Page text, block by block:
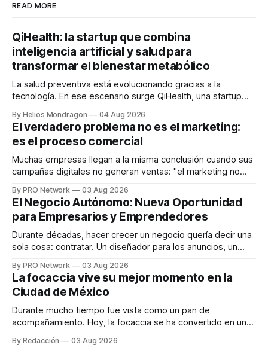
READ MORE
QiHealth: la startup que combina
inteligencia artificial y salud para
transformar el bienestar metabólico
La salud preventiva está evolucionando gracias a la
tecnología. En ese escenario surge QiHealth, una startup
dispositivos inteligentes, inteligencia artificial y monitoreo
en tiempo real para ayudar a las personas a tomar mejores
decisiones sobre su salud metabólica. Su propuesta busca
responder
By Helios Mondragon 04 Aug 2026
El verdadero problema no es el marketing:
es el proceso comercial
Muchas empresas llegan a la misma conclusión cuando sus
campañas digitales no generan ventas: "el marketing no
INTERIUS, el problema suele estar en otro lugar. Durante
una entrevista para el podcast SER PRO, el especialista en
marketing digital explicó que
By PRO Network 03 Aug 2026
El Negocio Autónomo: Nueva Oportunidad
para Empresarios y Emprendedores
Durante décadas, hacer crecer un negocio quería decir una
sola cosa: contratar. Un diseñador para los anuncios, un
para los textos, alguien que supiera de publicidad digital
para encontrar prospectos, un vendedor para atender
llamadas y mensajes, y —con suerte— una persona
By PRO Network 03 Aug 2026
La focaccia vive su mejor momento en la
Ciudad de México
Durante mucho tiempo fue vista como un pan de
acompañamiento. Hoy, la focaccia se ha convertido en uno
artesanal, ingredientes de calidad y experiencias que
By Redacción 03 Aug 2026